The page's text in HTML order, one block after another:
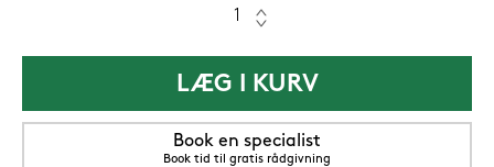
LÆG I KURV
Book en specialist
Book tid til gratis rådgivning